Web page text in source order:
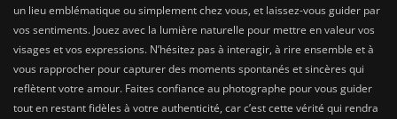
un lieu emblématique ou simplement chez vous, et laissez-vous guider par
vos sentiments. Jouez avec la lumière naturelle pour mettre en valeur vos
visages et vos expressions. N’hésitez pas à interagir, à rire ensemble et à
vous rapprocher pour capturer des moments spontanés et sincères qui
reflètent votre amour. Faites confiance au photographe pour vous guider
tout en restant fidèles à votre authenticité, car c’est cette vérité qui rendra